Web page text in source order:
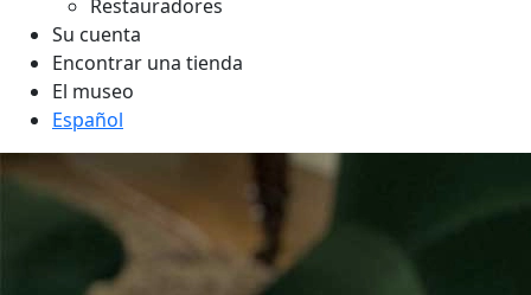
Restauradores
Su cuenta
Encontrar una tienda
El museo
Español